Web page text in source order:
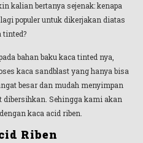
kalian bertanya sejenak: kenapa
populer untuk dikerjakan diatas
tinted?
bahan baku kaca tinted nya,
kaca sandblast yang hanya bisa
besar dan mudah menyimpan
Sehingga kami akan
kaca acid riben.
Riben